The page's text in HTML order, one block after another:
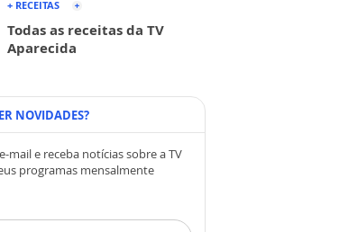
+ RECEITAS
Todas as receitas da TV
Aparecida
NOVIDADES?
mail e receba notícias sobre a TV
programas mensalmente